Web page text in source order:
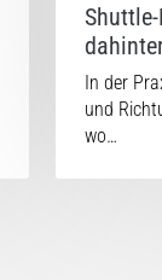
In der
und
wo…